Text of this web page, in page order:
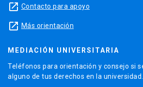
launch Contacto para apoyo
launch Más orientación
MEDIACIÓN UNIVERSITARIA
Teléfonos para orientación y consejo si
alguno de tus derechos en la universidad.